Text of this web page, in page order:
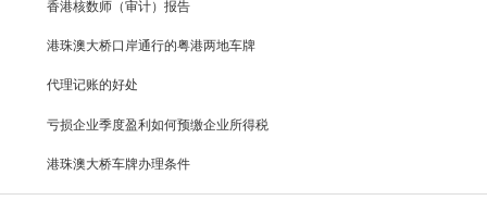
香港核数师（审计）报告
港珠澳大桥口岸通行的粤港两地车牌
代理记账的好处
亏损企业季度盈利如何预缴企业所得税
港珠澳大桥车牌办理条件